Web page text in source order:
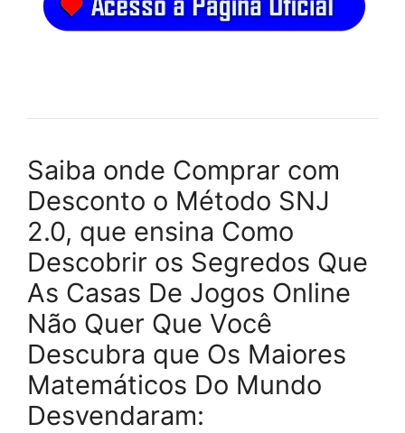
Saiba onde Comprar com
Desconto o Método SNJ
2.0, que ensina Como
Descobrir os Segredos Que
As Casas De Jogos Online
Não Quer Que Você
Descubra que Os Maiores
Matemáticos Do Mundo
Desvendaram: